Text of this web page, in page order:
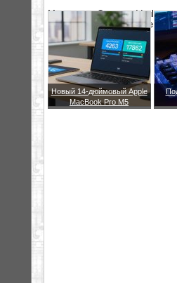
Микродиск Compact Vault
поступит в июне по цене
Новый 14-дюймовый Apple
MacBook Pro M5